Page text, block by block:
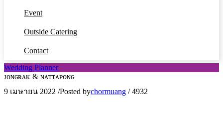
Event
Outside Catering
Contact
Wedding Planner
ᴊᴏɴɢʀᴀᴋ & ɴᴀᴛᴛᴀᴘᴏɴɢ
9 เมษายน 2022 /Posted bychormuang / 4932